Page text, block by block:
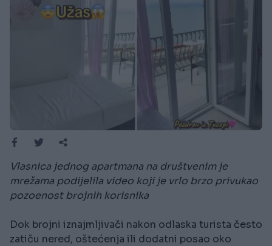
Vlasnica jednog apartmana na društvenim je
mrežama podijelila video koji je vrlo brzo privukao
pozoenost brojnih korisnika
Dok brojni iznajmljivači nakon odlaska turista često
zatiču nered, oštećenja ili dodatni posao oko